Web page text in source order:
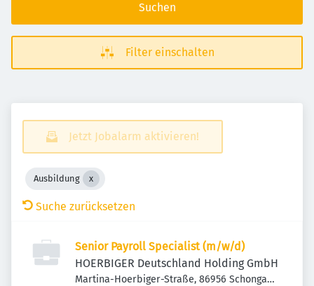
Suchen
Filter einschalten
Jetzt Jobalarm aktivieren!
Ausbildung
Suche zurücksetzen
Senior Payroll Specialist (m/w/d)
HOERBIGER Deutschland Holding GmbH
Martina-Hoerbiger-Straße, 86956 Schongau,